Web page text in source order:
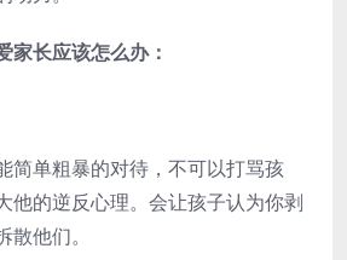
家长应该怎么办：
简单粗暴的对待，不可以打骂孩
他的逆反心理。会让孩子认为你剥
他们。